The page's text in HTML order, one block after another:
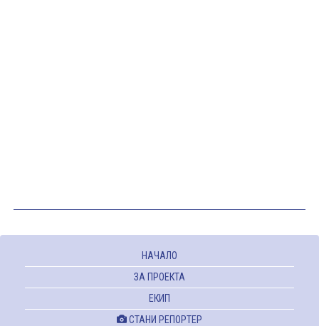
НАЧАЛО
ЗА ПРОЕКТА
ЕКИП
СТАНИ РЕПОРТЕР